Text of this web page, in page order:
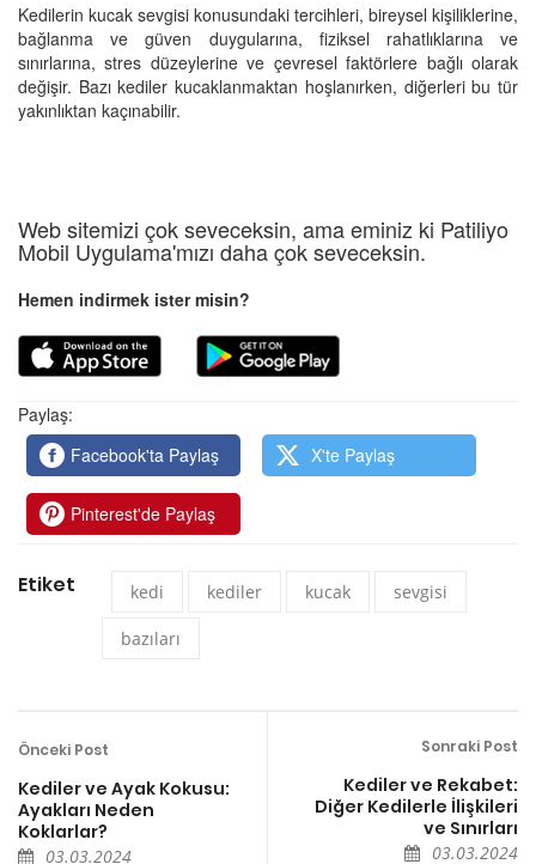
Kedilerin kucak sevgisi konusundaki tercihleri, bireysel kişiliklerine,
bağlanma ve güven duygularına, fiziksel rahatlıklarına ve
sınırlarına, stres düzeylerine ve çevresel faktörlere bağlı olarak
değişir. Bazı kediler kucaklanmaktan hoşlanırken, diğerleri bu tür
yakınlıktan kaçınabilir.
Web sitemizi çok seveceksin, ama eminiz ki Patiliyo
Mobil Uygulama'mızı daha çok seveceksin.
Hemen indirmek ister misin?
Paylaş:
Facebook'ta Paylaş
X'te Paylaş
Pinterest'de Paylaş
Etiket kedi kediler kucak sevgisi
bazıları
Önceki Post
Kediler ve Ayak Kokusu:
Ayakları Neden
Koklarlar?
03.03.2024
Sonraki Post
Kediler ve Rekabet:
Diğer Kedilerle İlişkileri
ve Sınırları
03.03.2024